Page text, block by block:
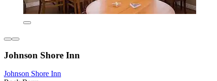
Johnson Shore Inn
Johnson Shore Inn